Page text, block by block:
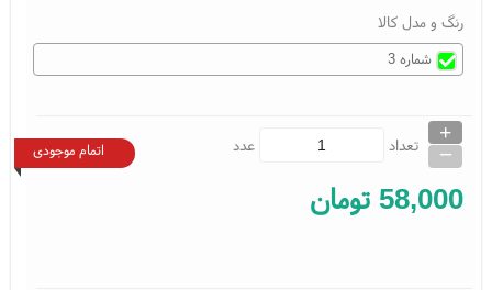
رنگ و مدل کالا
شماره 3
تعداد
+
_ عدد اتمام موجودی
58,000 تومان